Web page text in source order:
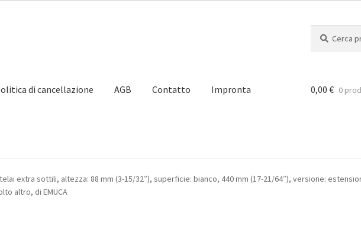
di cancellazione AGB Contatto Impronta
Il mio account Impronta Navigazione Politica di cancellazione
0,00 € 0
extra sottili, altezza: 88 mm (3-15/32″), superficie: bianco, 440 mm (17-21/64″), versione:
altro, di EMUCA